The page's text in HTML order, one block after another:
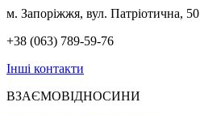
м. Запоріжжя, вул. Патріотична, 50
+38 (063) 789-59-76
Інші контакти
ВЗАЄМОВІДНОСИНИ